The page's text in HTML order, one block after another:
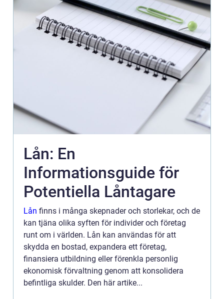
Lån: En
Informationsguide för
Potentiella Låntagare
Lån finns i många skepnader och storlekar, och de
kan tjäna olika syften för individer och företag
runt om i världen. Lån kan användas för att
skydda en bostad, expandera ett företag,
finansiera utbildning eller förenkla personlig
ekonomisk förvaltning genom att konsolidera
befintliga skulder. Den här artike...